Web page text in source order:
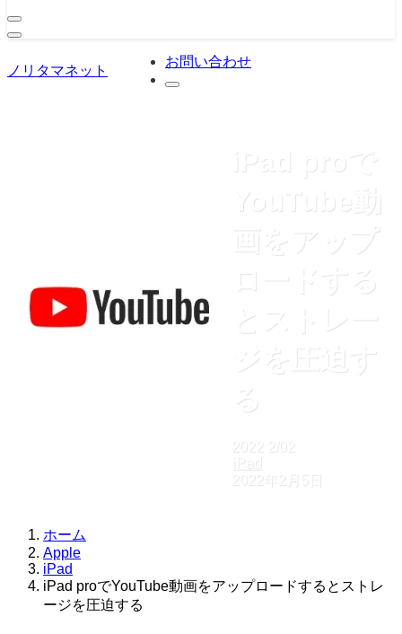
ノリタマネット
お問い合わせ
iPad proで
YouTube動
画をアップ
ロードする
とストレー
ジを圧迫す
る
2022 2/02
iPad
2022年2月5日
ホーム
Apple
iPad
iPad proでYouTube動画をアップロードするとストレ
ージを圧迫する